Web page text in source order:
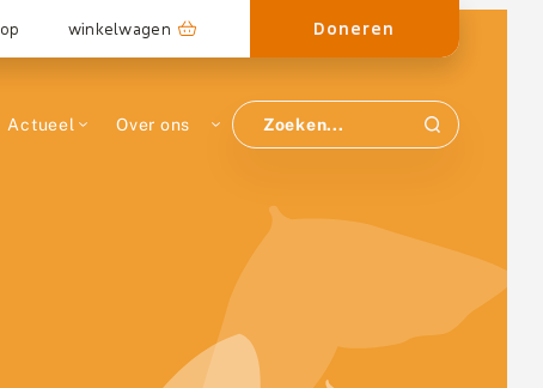
winkelwagen Doneren
Actueel Over ons